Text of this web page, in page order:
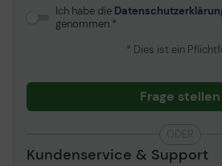
Ich habe die
genommen.
* Dies ist ein
Frage stellen
Kundenservice & Support